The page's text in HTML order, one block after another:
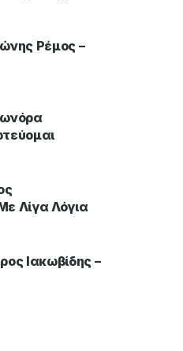
Ρέμος –
Λίγα Λόγια
Ιακωβίδης –